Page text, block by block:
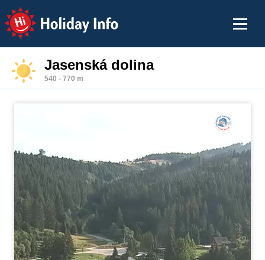
Holiday Info
Jasenská dolina
540 - 770 m